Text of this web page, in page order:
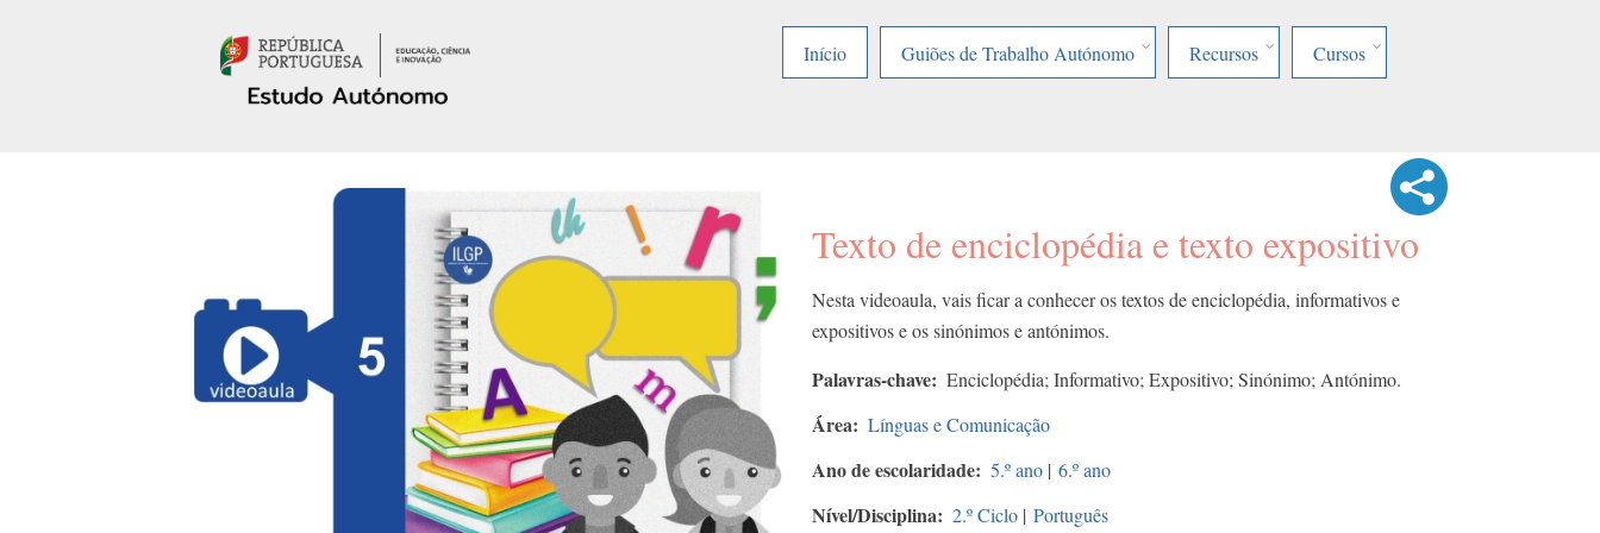
Início
Guiões de Trabalho Autónomo Recursos Cursos
Texto de enciclopédia e texto expositivo
Nesta videoaula, vais ficar a conhecer os textos de enciclopédia, informativos e
expositivos e os sinónimos e antónimos.
Palavras-chave Enciclopédia; Informativo; Expositivo; Sinónimo; Antónimo.
Área Línguas e Comunicação
Ano de escolaridade 5.º ano | 6.º ano
Nível/Disciplina 2.º Ciclo | Português